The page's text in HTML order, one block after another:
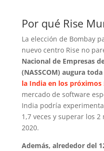
Por qué Rise
La elección de Bombay
nuevo centro Rise no
Nacional de Empresas
(NASSCOM) augura
la India en los próximos
mercado de software
India podría
1,7 veces y superar los
2020.
Además, alrededor del